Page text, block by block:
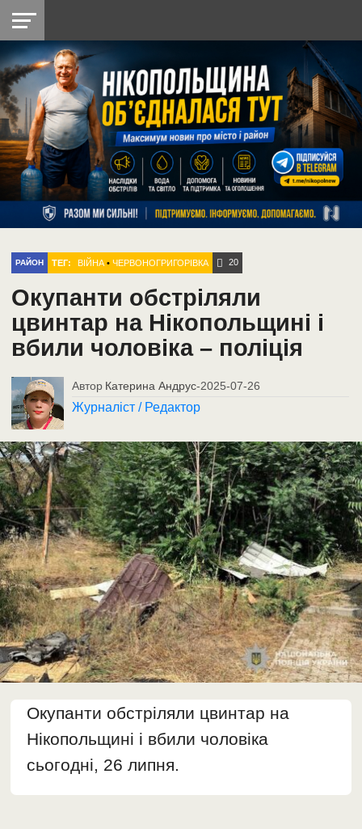
НІКОПОЛЬ
РАЙОН
СІЧЕСЛАВСЬКА
УКРАЇНА
РЕТРО
НІКОПОЛЬ
ЛАЙТ
УКРАЇНА
ДОПОМОГА
РАДІО
РАЙОН ТЕГ: ВІЙНА •ЧЕРВОНОГРИГОРІВКА 20
Окупанти обстріляли
цвинтар на Нікопольщині і
вбили чоловіка – поліція
Автор Катерина Андрус-2025-07-26
Журналіст / Редактор
Окупанти обстріляли цвинтар на
Нікопольщині і вбили чоловіка
сьогодні, 26 липня.